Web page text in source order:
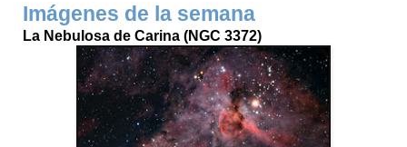
Imágenes de la semana
La Nebulosa de Carina (NGC 3372)